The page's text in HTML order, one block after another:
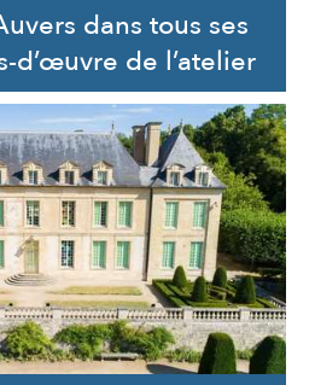
dans tous ses
d’œuvre de l’atelier